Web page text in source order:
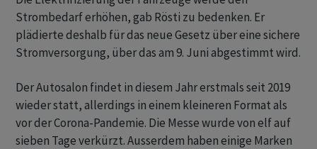
Strombedarf erhöhen, gab Rösti zu bedenken. Er
plädierte deshalb für das neue Gesetz über eine sichere
Stromversorgung, über das am 9. Juni abgestimmt wird.
Der Autosalon findet in diesem Jahr erstmals seit 2019
wieder statt, allerdings in einem kleineren Format als
vor der Corona-Pandemie. Die Messe wurde von elf auf
sieben Tage verkürzt. Ausserdem haben einige Marken